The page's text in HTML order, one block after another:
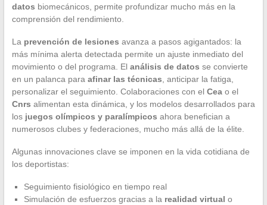
datos biomecánicos, permite profundizar mucho más en la
comprensión del rendimiento.
La prevención de lesiones avanza a pasos agigantados: la
más mínima alerta detectada permite un ajuste inmediato del
movimiento o del programa. El análisis de datos se convierte
en un palanca para afinar las técnicas , anticipar la fatiga,
personalizar el seguimiento. Colaboraciones con el Ceao el
Cnrs alimentan esta dinámica, y los modelos desarrollados para
los juegos olímpicos y paralímpicos ahora benefician a
numerosos clubes y federaciones, mucho más allá de la élite.
Algunas innovaciones clave se imponen en la vida cotidiana de
los deportistas:
Seguimiento fisiológico en tiempo real
Simulación de esfuerzos gracias a la realidad virtual o